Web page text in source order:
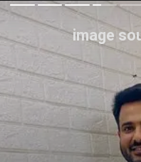
image